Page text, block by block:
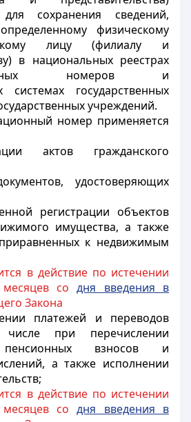
для сохранения сведений,
физическому
лицу (филиалу и
в национальных реестрах
номеров и
системах государственных
учреждений.
номер применяется
актов гражданского
удостоверяющих
регистрации объектов
имущества, а также
к недвижимым
в действие по истечении
месяцев содня введения в
Закона
платежей и переводов
при перечислении
пенсионных взносов и
а также исполнении
в действие по истечении
месяцев содня введения в